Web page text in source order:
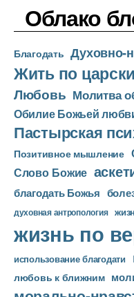
о
п
л
е
е
р
Облако
Благодать Духовно-
Жить по царски
Любовь Молитва
Обилие Божьей
Пастырская
Позитивное мышление
Слово Божие
благодать Божья
духовная антропология
жизнь по
использование благодати
любовь к ближним